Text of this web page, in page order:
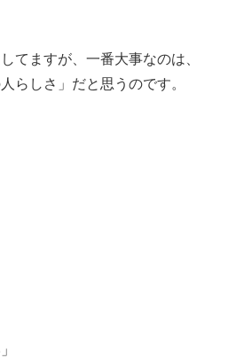
てますが、一番大事なのは、
らしさ」だと思うのです。